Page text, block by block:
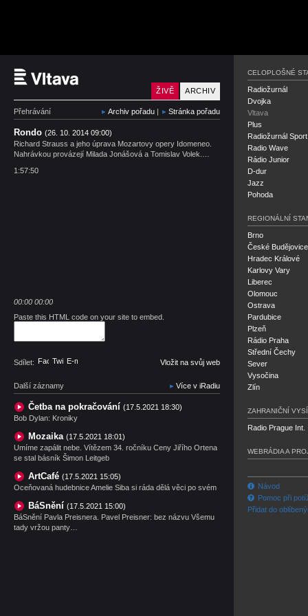
Český rozhlas Vltava
ARCHIV
ŽIVĚ
Přehrávání Archiv pořadu | Stránka pořadu
Rondo (26. 10. 2014 09:00)
Richard Strauss a jeho úprava Mozartovy opery Idomeneo.
Nahrávkou provázejí Milada Jonášová a Tomislav Volek.…
1:57:50
00:00 00:00
Paste this HTML code on your site to embed.
Sdílet: Facebook
TwitterE-mail Vložit na svůj web
Další záznamy Více v iRadiu
Četba na pokračování (17.5.2021 18:30)
Bob Dylan: Kroniky
Mozaika (17.5.2021 18:01)
Umíme zapálit nebe. Vítězem 34. ročníku Ceny Jiřího Ortena
se stal básník Šimon Leitgeb
ArtCafé (17.5.2021 15:05)
Oceňovaná hudebnice Amelie Siba si ráda dělá věci po svém
BáSnění (17.5.2021 15:00)
BáSnění Pavla Preisnera. Pavel Preisner: bez názvu Všemu
tady vržou panty…
CELOPLOŠNÉ
Radiožurnál
Dvojka
Vltava
Plus
Radiožurnál Sport
Radio Wave
Rádio Junior
D-dur
Jazz
Pohoda
REGIONÁLNÍ
Brno
České Budějovice
Hradec Králové
Karlovy Vary
Liberec
Olomouc
Ostrava
Pardubice
Plzeň
Rádio Praha
Střední Čechy
Sever
Vysočina
Zlín
ZAHRANIČNÍ
Radio Prague Int.
WEBRÁDIA A
Návod
Pomoc při
Přidat do